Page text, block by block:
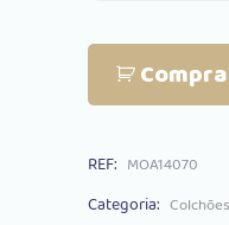
Ortopédico
140
REF: MOA14070
Categoria: Colchões